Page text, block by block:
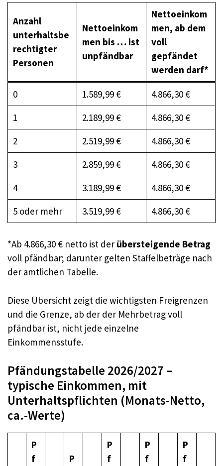
Anzahl
unterhaltsbe
rechtigter
Personen
Nettoeinkom
men bis … ist
unpfändbar
Nettoeinkom
men, ab dem
voll
gepfändet
werden darf*
0 1.589,99 €
4.866,30 €
1
2.189,99 €
4.866,30 €
2
2.519,99 €
4.866,30 €
3
2.859,99 €
4.866,30 €
4
3.189,99 €
4.866,30 €
5 oder mehr
3.519,99 € 4.866,30 €
*Ab 4.866,30 € netto ist der übersteigende Betrag
voll pfändbar; darunter gelten Staffelbeträge nach
der amtlichen Tabelle.
Diese Übersicht zeigt die wichtigsten Freigrenzen
und die Grenze, ab der der Mehrbetrag voll
pfändbar ist, nicht jede einzelne
Einkommensstufe.
Pfändungstabelle 2026/2027 –
typische Einkommen, mit
Unterhaltspflichten (Monats-Netto,
ca.-Werte)
P
f
P
P
f
P
f
P
f